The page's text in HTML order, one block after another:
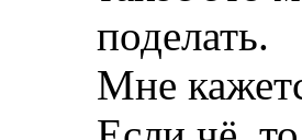
поделать.
Мне